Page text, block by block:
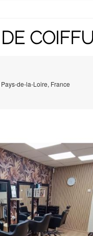
de-la-Loire, France